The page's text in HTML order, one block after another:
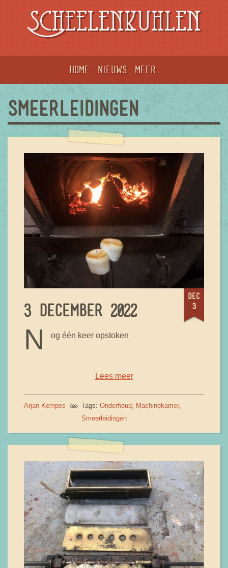
Scheelenkuhlen
Home Nieuws meer...
SMEERLEIDINGEN
dec
3
3 DECEMBER 2022
N og één keer opstoken
Lees meer
Arjan Kempes Tags: Onderhoud Machinekamer
Smeerleidingen